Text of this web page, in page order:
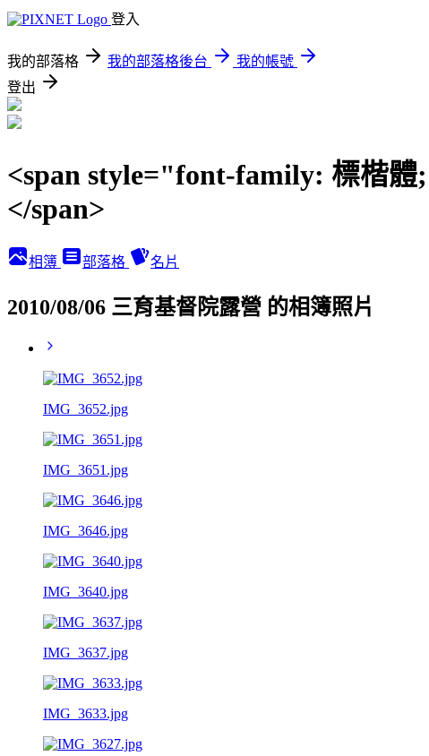
登入
我的部落格 我的部落格後台
我的帳號
登出
<span style="font-family: 標楷
</span>
相簿 部落格 名片
2010/08/06 三育基督院露營 的相簿照片
IMG_3652.jpg
IMG_3651.jpg
IMG_3646.jpg
IMG_3640.jpg
IMG_3637.jpg
IMG_3633.jpg